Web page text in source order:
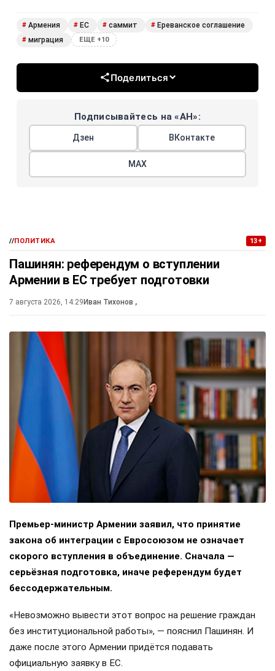
# Армения # ЕС # саммит # Ереванское соглашение
# миграция ЕЩЕ +10
Поделиться
Подписывайтесь на «АН»:
Дзен ВКонтакте
МАХ
//ПОЛИТИКА 13+
Пашинян: референдум о вступлении
Армении в ЕС требует подготовки
7 августа 2026, 14:29 Иван Тихонов ,
Премьер-министр Армении заявил, что принятие
закона об интеграции с Евросоюзом не означает
скорого вступления в объединение. Сначала —
серьёзная подготовка, иначе референдум будет
бессодержательным.
«Невозможно вывести этот вопрос на решение граждан
без институциональной работы», — пояснил Пашинян. И
даже после этого Армении придётся подавать
официальную заявку в ЕС.